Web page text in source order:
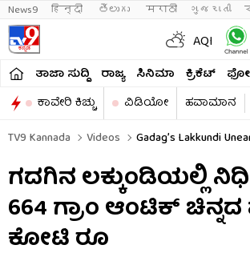
News9 हिन्दी తెలుగు मराठी ગુજરાતી
AQI
ತಾಜಾ ಸುದ್ದಿ ರಾಜ್ಯ ಸಿನಿಮಾ ಕ್ರಿಕೆಟ್​
ಕಾವೇರಿ ಕಿಚ್ಚು
ವಿಡಿಯೋ ಹವಾಮಾನ
TV9 Kannada
Videos Gadag’s Lakkundi
ಗದಗಿನ ಲಕ್ಕುಂಡಿಯಲ್ಲಿ ನಿಧಿ
664 ಗ್ರಾಂ ಆಂಟಿಕ್
ಕೋಟಿ ರೂ